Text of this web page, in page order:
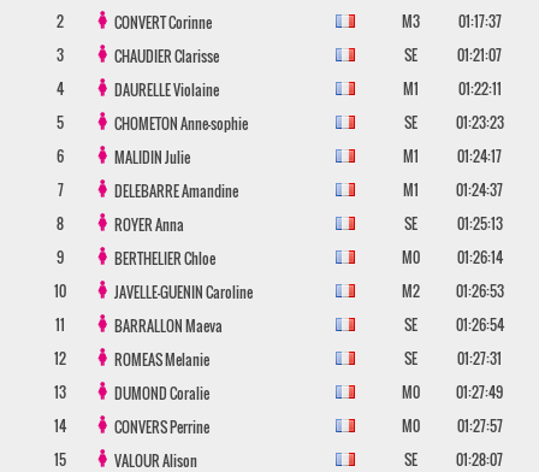
2
CONVERTCorinne M3
01:17:37
3
CHAUDIERClarisse SE
01:21:07
4
DAURELLEViolaine M1
01:22:11
5
CHOMETONAnne-sophie SE
01:23:23
6
MALIDINJulie M1
01:24:17
7
DELEBARREAmandine M1
01:24:37
8
ROYERAnna SE
01:25:13
9
BERTHELIERChloe M0
01:26:14
10
JAVELLE-GUENINCaroline M2
01:26:53
11
BARRALLONMaeva SE
01:26:54
12
ROMEASMelanie SE
01:27:31
13
DUMONDCoralie M0
01:27:49
14
CONVERSPerrine M0
01:27:57
15
VALOURAlison SE
01:28:07